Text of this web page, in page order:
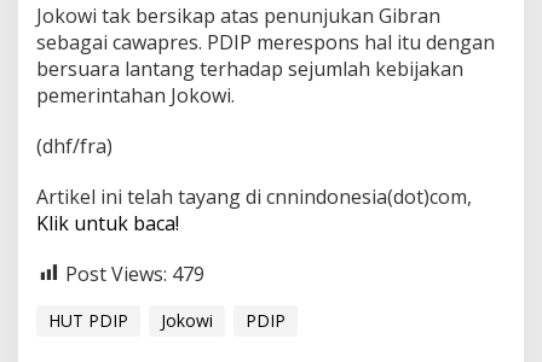
Jokowi tak bersikap atas penunjukan Gibran
sebagai cawapres. PDIP merespons hal itu dengan
bersuara lantang terhadap sejumlah kebijakan
pemerintahan Jokowi.
(dhf/fra)
Artikel ini telah tayang di cnnindonesia(dot)com,
Klik untuk baca!
Post Views: 479
HUT PDIP Jokowi PDIP